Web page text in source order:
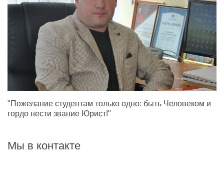
"Пожелание студентам только одно: быть Человеком и
гордо нести звание Юрист!"
Мы в контакте